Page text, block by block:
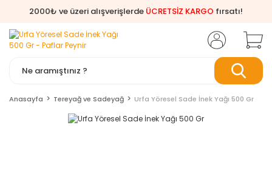
2000₺ ve üzeri alışverişlerde ÜCRETSİZ KARGO fırsatı!
Anasayfa Tereyağ ve Sadeyağ Urfa Yöresel Sade İnek Yağı 500 Gr